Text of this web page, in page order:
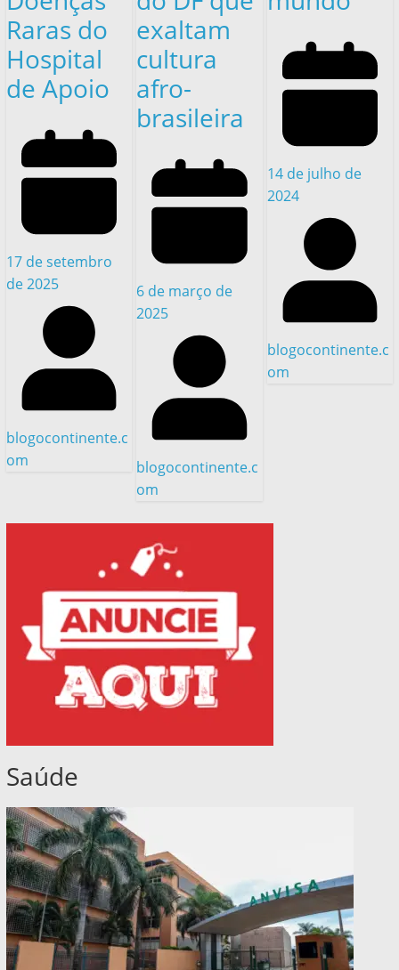
Raras do
Hospital
de Apoio
17 de setembro
de 2025
blogocontinente.c
om
exaltam
cultura
afro-
brasileira
6 de março de
2025
blogocontinente.c
om
14 de julho de
2024
blogocontinente.c
om
Saúde